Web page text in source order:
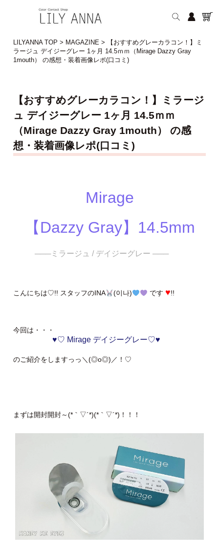
LILYANNA TOP > MAGAZINE>
【おすすめグレーカラコン！】ミ
ラージュ デイジーグレー 1ヶ月 14.5ｍｍ（Mirage Dazzy Gray
1mouth） の感想・装着画像レポ(口コミ)
【おすすめグレーカラコン！】ミラージ
ュ デイジーグレー 1ヶ月 14.5ｍｍ
（Mirage Dazzy Gray 1mouth） の感
想・装着画像レポ(口コミ)
Mirage
【Dazzy Gray】14.5mm
───ミラージュ / デイジーグレー ───
こんにちは♡!! スタッフのINA (이나) です ♥!!
今回は・・・
♥♡ Mirage デイジーグレー♡♥
のご紹介をしますっっ＼(◎o◎)／！♡
まずは開封開封～(*｀▽´*)(*｀▽´*)！！！